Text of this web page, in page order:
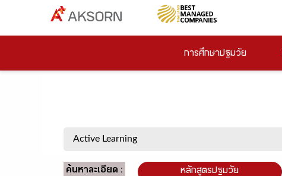
การศึกษาปฐมวัย
ค้นหาละเอียด : หลักสูตรปฐมวัย